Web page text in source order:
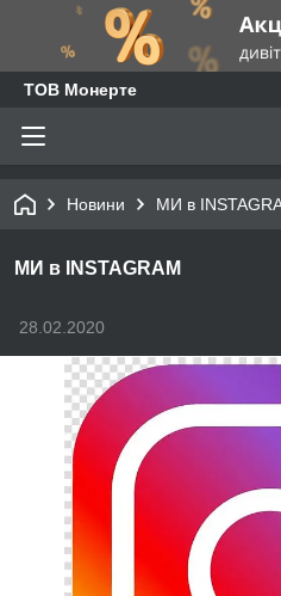
ТОВ Монерте
Новини МИ в
МИ в INSTAGRAM
28.02.2020